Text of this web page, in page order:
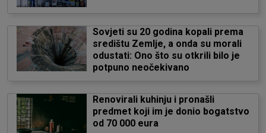
Sovjeti su 20 godina kopali prema
središtu Zemlje, a onda su morali
odustati: Ono što su otkrili bilo je
potpuno neočekivano
Renovirali kuhinju i pronašli
predmet koji im je donio bogatstvo
od 70 000 eura